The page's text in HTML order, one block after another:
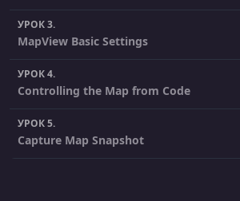
УРОК 3.
MapView Basic Settings
УРОК 4.
Controlling the Map from Code
УРОК 5.
Capture Map Snapshot